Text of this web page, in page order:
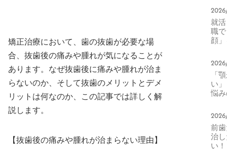
矯正治療において、歯の抜歯が必要な場
合、抜歯後の痛みや腫れが気になることが
あります。なぜ抜歯後に痛みや腫れが治ま
らないのか、そして抜歯のメリットとデメ
リットは何なのか、この記事では詳しく解
説します。
【抜歯後の痛みや腫れが治まらない理由】
正
生
化
エ
就
職
顔
る
印
右
元
方
「
い
悩
に
ト
ラ
変化
前
治
い